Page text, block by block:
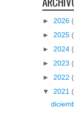
► 2026
► 2025
► 2024
► 2023
► 2022
▼ 2021